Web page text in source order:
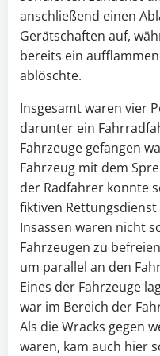
anschließend einen
Gerätschaften auf,
bereits ein
ablöschte.
Insgesamt waren vier
darunter ein
Fahrzeuge gefangen
Fahrzeug mit dem
der Radfahrer konnte
fiktiven
Insassen waren nicht
Fahrzeugen zu
um parallel an den
Eines der Fahrzeuge
war im Bereich der
Als die Wracks gegen
waren, kam auch hier